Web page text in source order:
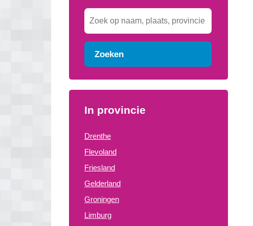
Zoeken
In provincie
Drenthe
Flevoland
Friesland
Gelderland
Groningen
Limburg